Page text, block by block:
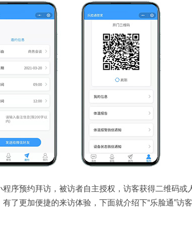
序预约拜访，被访者自主授权，访客获得二维码或
了更加便捷的来访体验，下面就介绍下“乐脸通”访